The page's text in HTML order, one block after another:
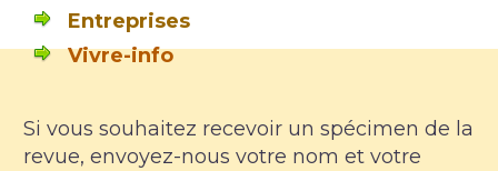
Entreprises
Vivre-info
Si vous souhaitez recevoir un spécimen de la
revue, envoyez-nous votre nom et votre